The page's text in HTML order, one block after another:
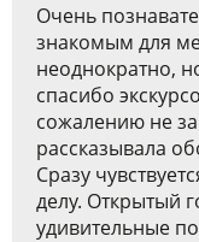
Очень
знакомым для
неоднократно,
спасибо
сожалению не
рассказывала
Сразу
делу. Открытый
удивительные